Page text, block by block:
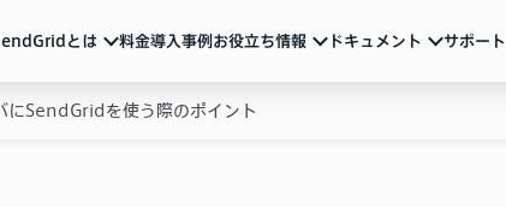
とは
とは
料金導入事例お役立ち情報
用ガイド
ドキュメント
ント
サポート
ポート
SendGridを使う際のポイント